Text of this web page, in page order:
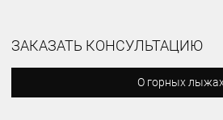
ЗАКАЗАТЬ КОНСУЛЬТАЦИЮ
О горных лыжах